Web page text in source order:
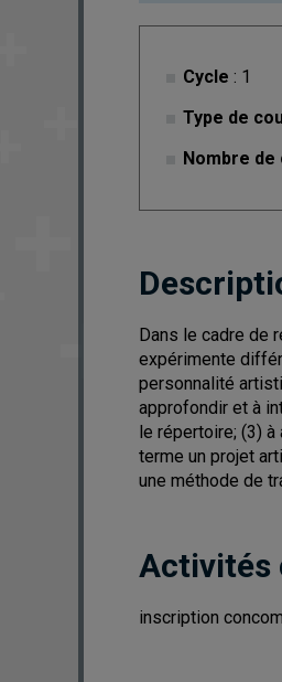
Cycle : 1
Type de
Nombre de
Dans le cadre de
expérimente
personnalité
approfondir et à
le répertoire; (3)
terme un projet
une méthode de
Activités
inscription